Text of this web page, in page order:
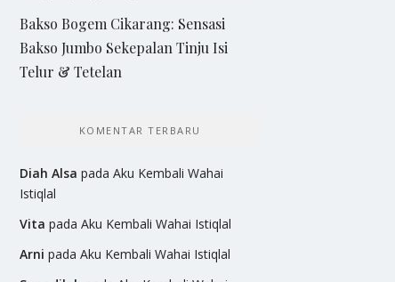
Bakso Bogem Cikarang: Sensasi
Bakso Jumbo Sekepalan Tinju Isi
Telur & Tetelan
KOMENTAR TERBARU
Diah Alsa pada Aku Kembali Wahai
Istiqlal
Vita pada Aku Kembali Wahai Istiqlal
Arni pada Aku Kembali Wahai Istiqlal